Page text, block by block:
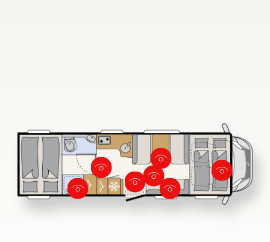
Camper Vans
Dethleffs Original Zubehör